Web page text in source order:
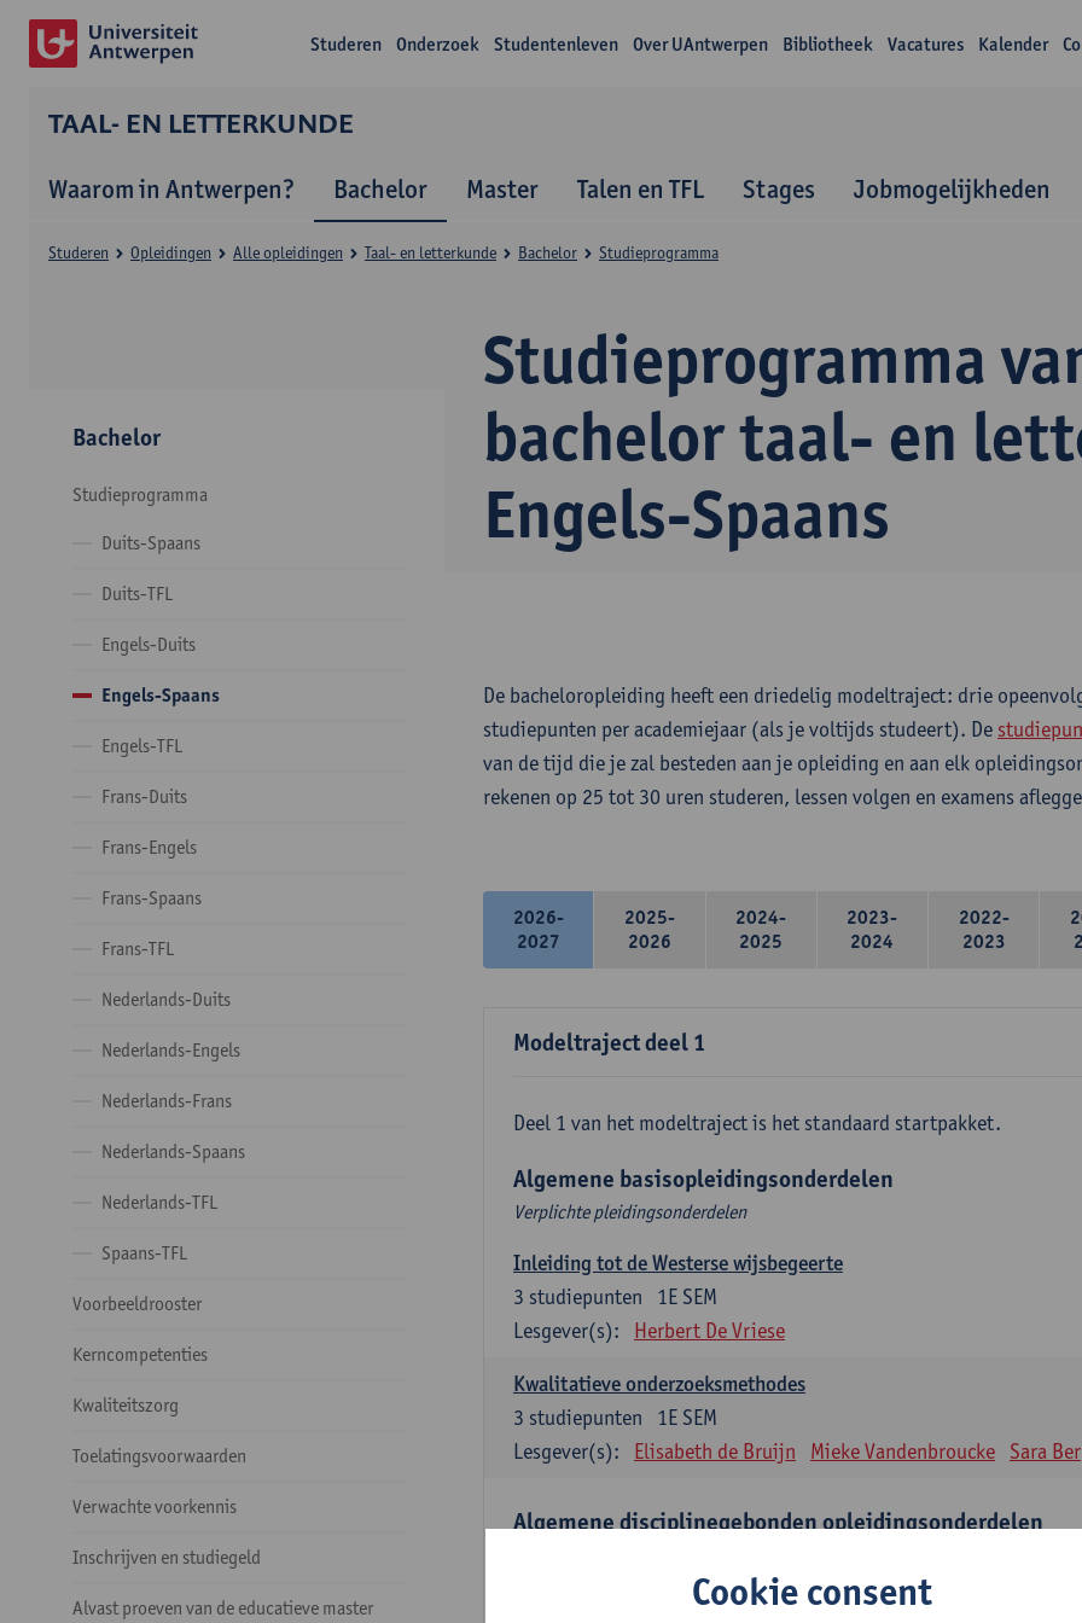
Studeren Onderzoek Studentenleven Over UAntwerpen Bibliotheek Vacatures Kalender
TAAL- EN LETTERKUNDE
Waarom in Antwerpen? Bachelor Master Talen en TFL Stages Jobmogelijkheden
Studieprogramma
bachelor taal- en
Engels-Spaans
Studeren Opleidingen Alle opleidingen Taal- en letterkunde Bachelor Studieprogramma
Bachelor
Studieprogramma
Duits-Spaans
Duits-TFL
Engels-Duits
Engels-Spaans
Engels-TFL
Frans-Duits
Frans-Engels
Frans-Spaans
Frans-TFL
Nederlands-Duits
Nederlands-Engels
Nederlands-Frans
Nederlands-Spaans
Nederlands-TFL
Spaans-TFL
Voorbeeldrooster
Kerncompetenties
Kwaliteitszorg
Toelatingsvoorwaarden
Verwachte voorkennis
Inschrijven en studiegeld
Alvast proeven van de educatieve master
De bacheloropleiding heeft een driedelig modeltraject: drie
studiepunten per academiejaar (als je voltijds studeert). De
van de tijd die je zal besteden aan je opleiding en aan elk
rekenen op 25 tot 30 uren studeren, lessen volgen en examens
2026-
2027
2025-
2026
2024-
2025
2023-
2024
2022-
2023
Modeltraject deel 1
Deel 1 van het modeltraject is het standaard startpakket.
Algemene basisopleidingsonderdelen
Verplichte pleidingsonderdelen
Inleiding tot de Westerse wijsbegeerte
1E SEM
3 studiepunten
Lesgever(s):
Herbert De Vriese
Kwalitatieve onderzoeksmethodes
1E SEM
3 studiepunten
Lesgever(s):
Elisabeth de Bruijn Mieke Vandenbroucke Sara
Algemene disciplinegebonden opleidingsonderdelen
Literatuur en diversiteitCookie consent